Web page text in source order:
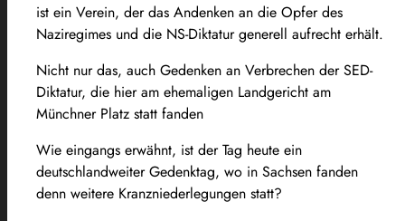
ist ein Verein, der das Andenken an die Opfer des
Naziregimes und die NS-Diktatur generell aufrecht erhält.
Nicht nur das, auch Gedenken an Verbrechen der SED-
Diktatur, die hier am ehemaligen Landgericht am
Münchner Platz statt fanden
Wie eingangs erwähnt, ist der Tag heute ein
deutschlandweiter Gedenktag, wo in Sachsen fanden
denn weitere Kranzniederlegungen statt?